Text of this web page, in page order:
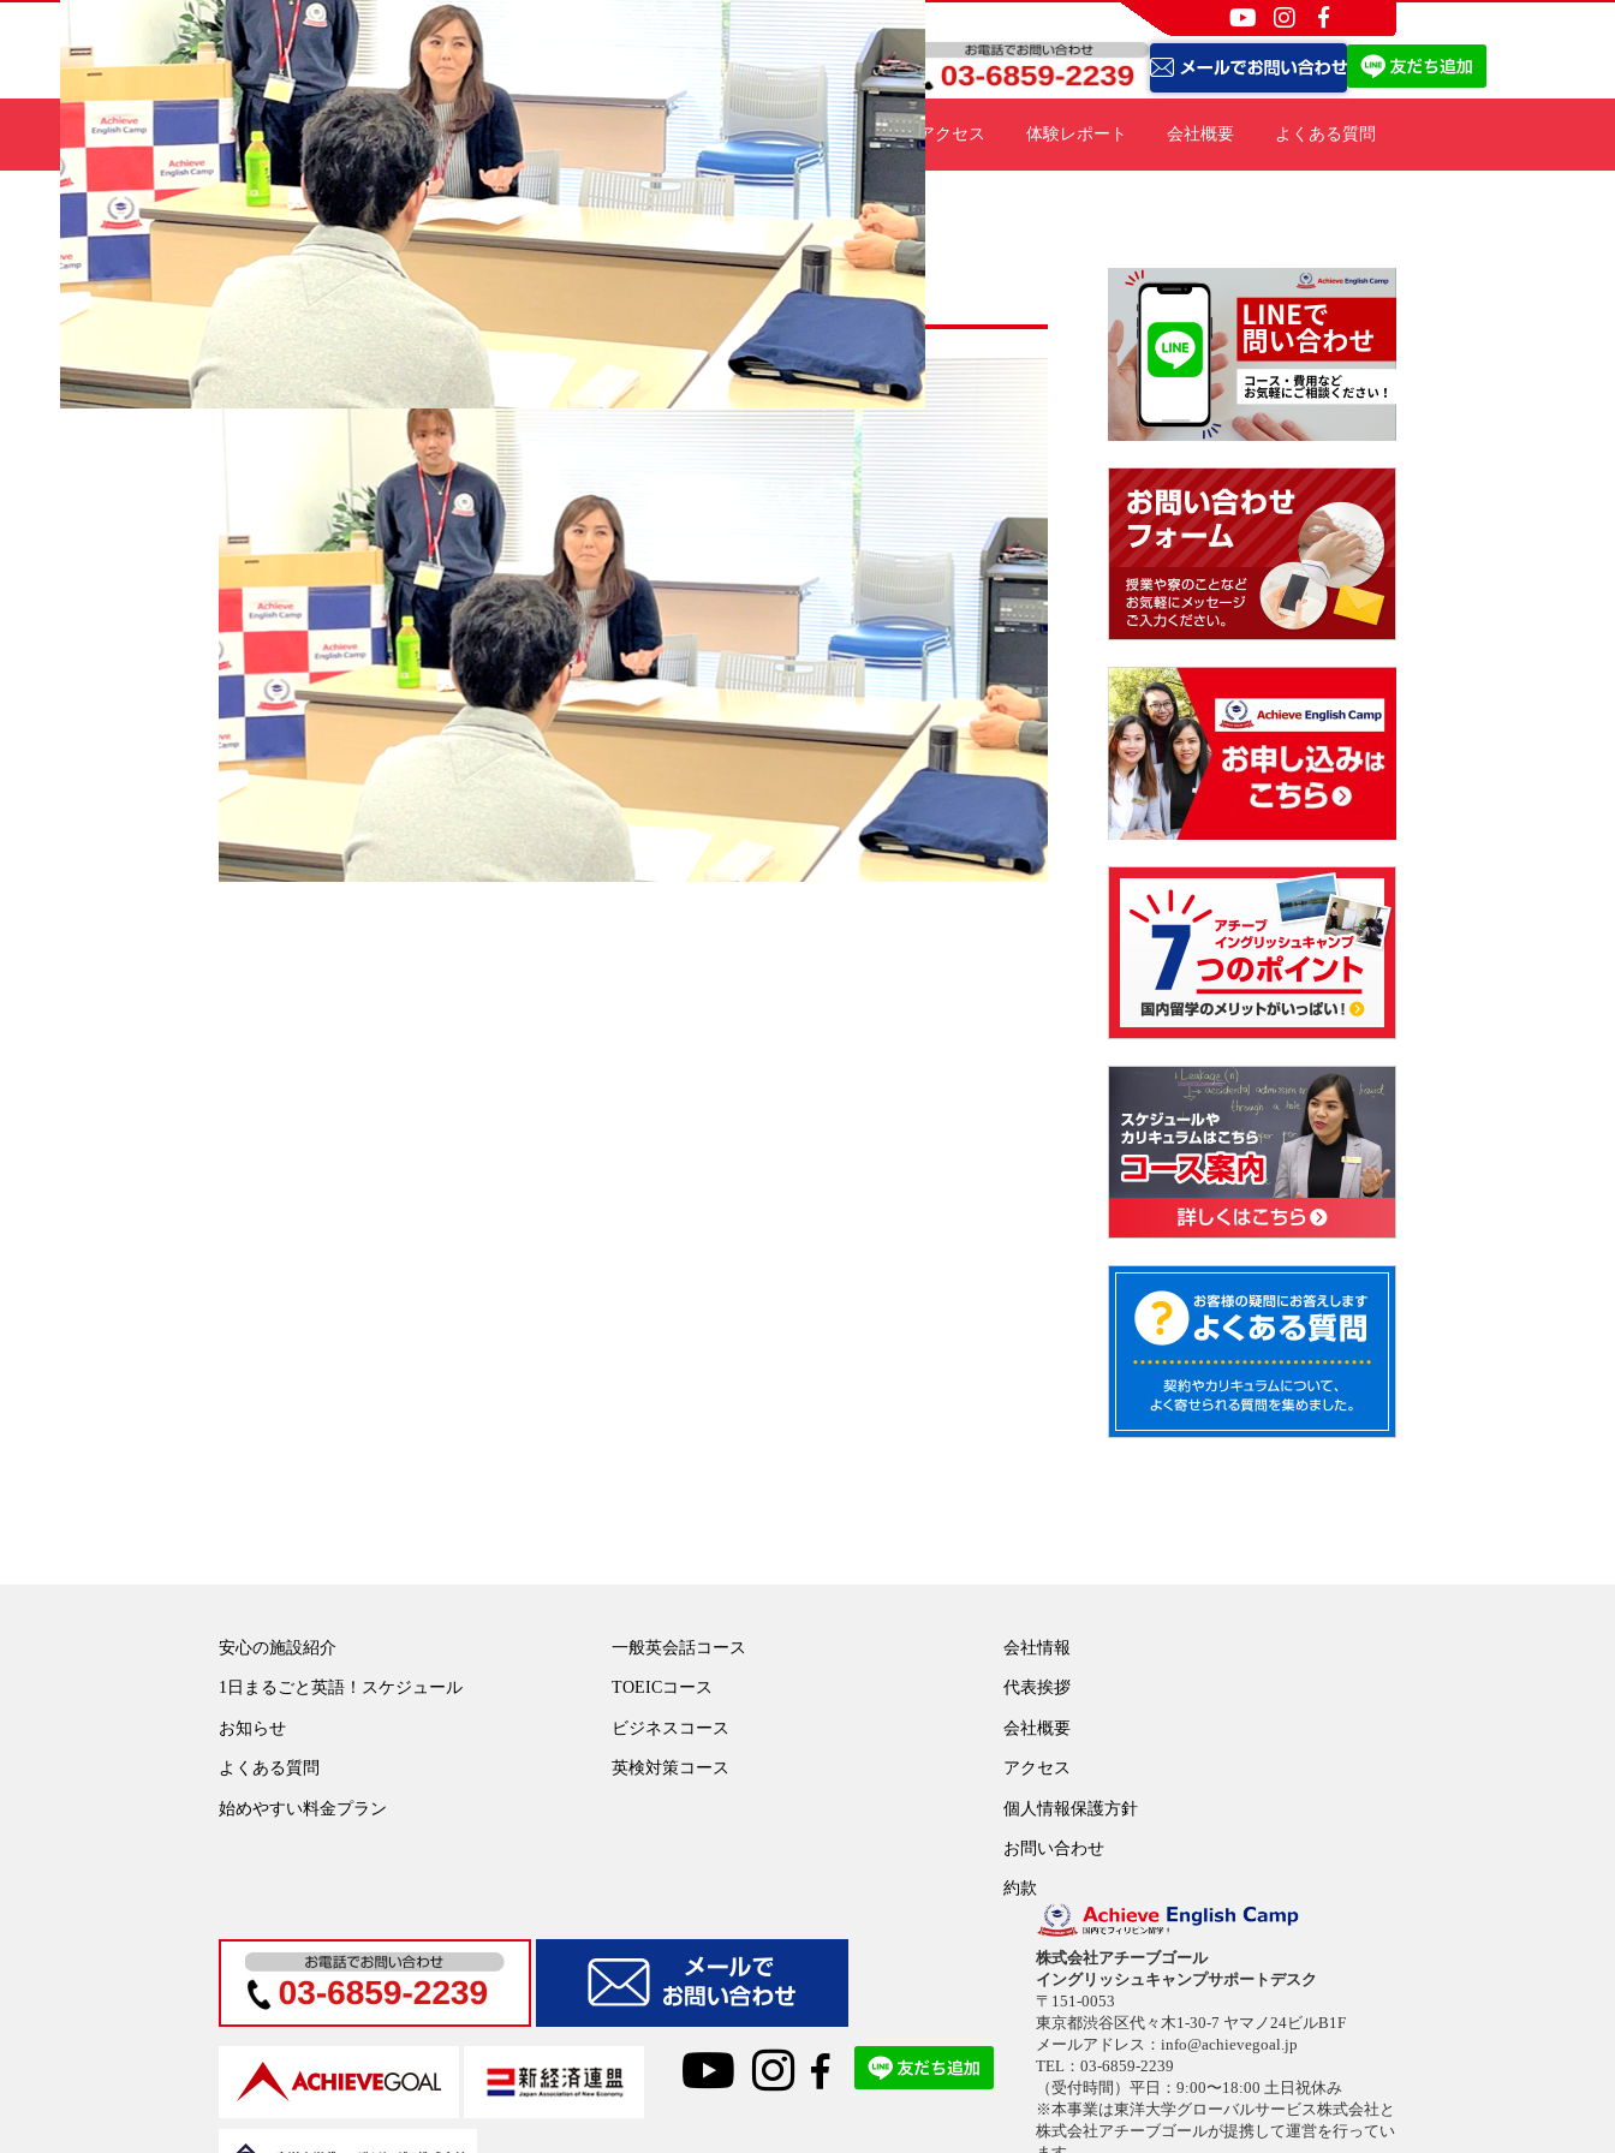
HOME
サマー
キャンプ🌻
コース 料金プラン スケジュール アクセス 体験レポート 会社概要 よくある質問
ホーム
debate
debate
安心の施設紹介
1日まるごと英語！スケジュール
お知らせ
よくある質問
始めやすい料金プラン
一般英会話コース
TOEICコース
ビジネスコース
英検対策コース
会社情報
代表挨拶
会社概要
アクセス
個人情報保護方針
お問い合わせ
約款
株式会社アチーブゴール
イングリッシュキャンプサポートデスク
〒151-0053
東京都渋谷区代々木1-30-7 ヤマノ24ビルB1F
メールアドレス： info@achievegoal.jp
TEL：03-6859-2239
（受付時間）平日：9:00〜18:00 土日祝休み
※本事業は東洋大学グローバルサービス株式会社と
株式会社アチーブゴールが提携して運営を行ってい